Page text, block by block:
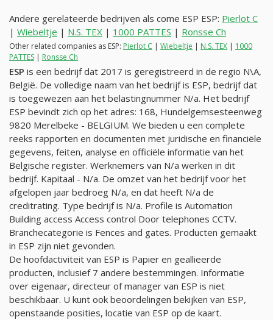
Andere gerelateerde bedrijven als come ESP ESP: Pierlot C
| Wiebeltje | N.S. TEX | 1000 PATTES | Ronsse Ch
Other related companies as ESP: Pierlot C | Wiebeltje | N.S. TEX | 1000
PATTES | Ronsse Ch
ESP is een bedrijf dat 2017 is geregistreerd in de regio N\A,
België. De volledige naam van het bedrijf is ESP, bedrijf dat
is toegewezen aan het belastingnummer N/a. Het bedrijf
ESP bevindt zich op het adres: 168, Hundelgemsesteenweg
9820 Merelbeke - BELGIUM. We bieden u een complete
reeks rapporten en documenten met juridische en financiële
gegevens, feiten, analyse en officiële informatie van het
Belgische register. Werknemers van N/a werken in dit
bedrijf. Kapitaal - N/a. De omzet van het bedrijf voor het
afgelopen jaar bedroeg N/a, en dat heeft N/a de
creditrating. Type bedrijf is N/a. Profile is Automation
Building access Access control Door telephones CCTV.
Branchecategorie is Fences and gates. Producten gemaakt
in ESP zijn niet gevonden.
De hoofdactiviteit van ESP is Papier en geallieerde
producten, inclusief 7 andere bestemmingen. Informatie
over eigenaar, directeur of manager van ESP is niet
beschikbaar. U kunt ook beoordelingen bekijken van ESP,
openstaande posities, locatie van ESP op de kaart.